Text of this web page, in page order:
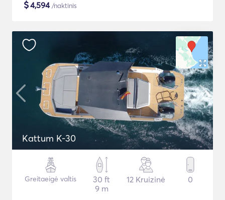
$4,594/naktinis
Kattum K-30
Greitaeigė valtis
30 ft
9 m
12 Kruizinė 0